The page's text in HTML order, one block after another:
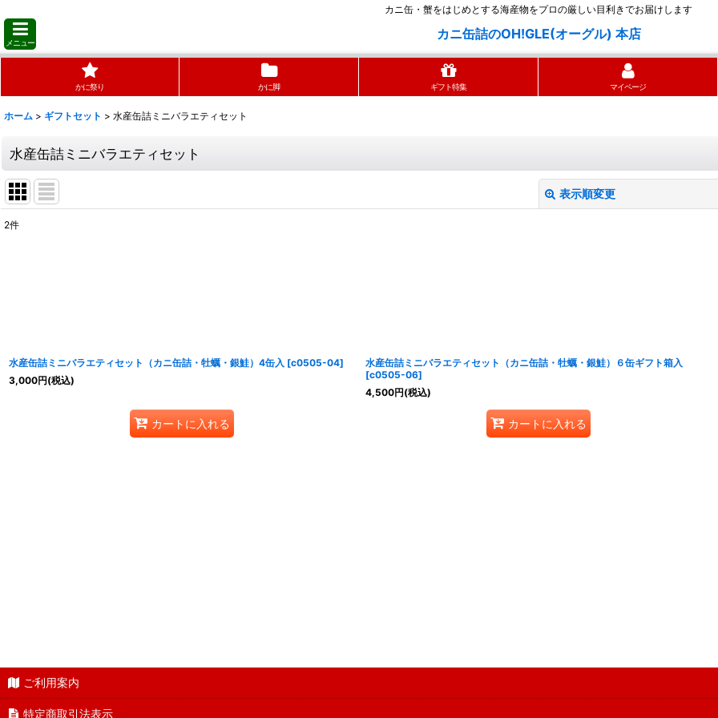
カニ缶・蟹をはじめとする海産物をプロの厳しい目利きでお届けします
メニュー
カニ缶詰のOH!GLE(オーグル) 本店
かに祭り かに脚 ギフト特集 マイページ
ホーム > ギフトセット > 水産缶詰ミニバラエティセット
水産缶詰ミニバラエティセット
表示順変更
2件
水産缶詰ミニバラエティセット（カニ缶詰・牡蠣・銀鮭）4缶入 [c0505-04]
3,000円(税込)
カートに入れる
水産缶詰ミニバラエティセット（カニ缶詰・牡蠣・銀鮭）６缶ギフト箱入
[c0505-06]
4,500円(税込)
カートに入れる
ご利用案内
特定商取引法表示